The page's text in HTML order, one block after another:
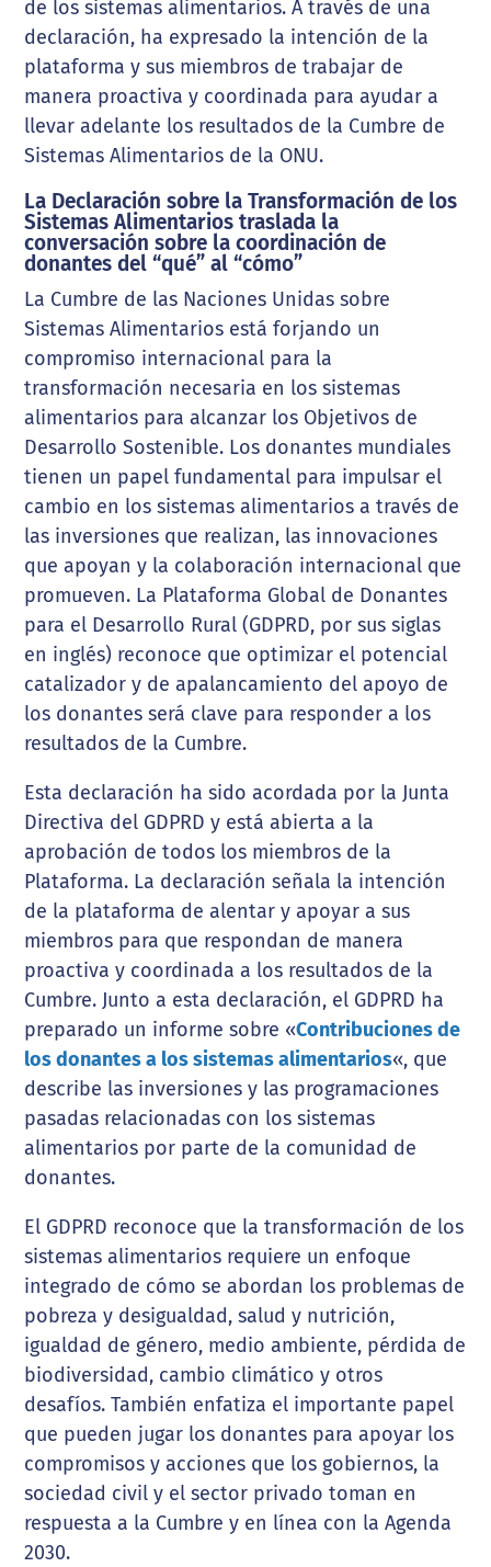
de los sistemas alimentarios. A través de una
declaración, ha expresado la intención de la
plataforma y sus miembros de trabajar de
manera proactiva y coordinada para ayudar a
llevar adelante los resultados de la Cumbre de
Sistemas Alimentarios de la ONU.
La Declaración sobre la Transformación de los
Sistemas Alimentarios traslada la
conversación sobre la coordinación de
donantes del “qué” al “cómo”
La Cumbre de las Naciones Unidas sobre
Sistemas Alimentarios está forjando un
compromiso internacional para la
transformación necesaria en los sistemas
alimentarios para alcanzar los Objetivos de
Desarrollo Sostenible. Los donantes mundiales
tienen un papel fundamental para impulsar el
cambio en los sistemas alimentarios a través de
las inversiones que realizan, las innovaciones
que apoyan y la colaboración internacional que
promueven. La Plataforma Global de Donantes
para el Desarrollo Rural (GDPRD, por sus siglas
en inglés) reconoce que optimizar el potencial
catalizador y de apalancamiento del apoyo de
los donantes será clave para responder a los
resultados de la Cumbre.
Esta declaración ha sido acordada por la Junta
Directiva del GDPRD y está abierta a la
aprobación de todos los miembros de la
Plataforma. La declaración señala la intención
de la plataforma de alentar y apoyar a sus
miembros para que respondan de manera
proactiva y coordinada a los resultados de la
Cumbre. Junto a esta declaración, el GDPRD ha
preparado un informe sobre «Contribuciones de
los donantes a los sistemas alimentarios«, que
describe las inversiones y las programaciones
pasadas relacionadas con los sistemas
alimentarios por parte de la comunidad de
donantes.
El GDPRD reconoce que la transformación de los
sistemas alimentarios requiere un enfoque
integrado de cómo se abordan los problemas de
pobreza y desigualdad, salud y nutrición,
igualdad de género, medio ambiente, pérdida de
biodiversidad, cambio climático y otros
desafíos. También enfatiza el importante papel
que pueden jugar los donantes para apoyar los
compromisos y acciones que los gobiernos, la
sociedad civil y el sector privado toman en
respuesta a la Cumbre y en línea con la Agenda
2030.